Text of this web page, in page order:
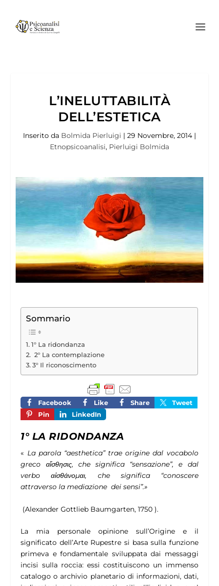
L’INELUTTABILITÀ
DELL’ESTETICA
Inserito da Bolmida Pierluigi | 29 Novembre, 2014 |
Etnopsicoanalisi, Pierluigi Bolmida
Sommario
1° La ridondanza
2° La contemplazione
3° Il riconoscimento
Facebook Like Share
Tweet
Pin
LinkedIn
1° LA RIDONDANZA
« La parola “aesthetica” trae origine dal vocabolo
greco αἴσθησις, che significa “sensazione”, e dal
verboαἰσθάνομαι, che significa “conoscere
attraverso la mediazionedei sensi”.»
(Alexander Gottlieb Baumgarten, 1750 ).
La mia personale opinione sull’Origine e il
significato dell’Arte Rupestre si basa sulla funzione
primeva e fondamentale sviluppata dai messaggi
incisi sulla roccia: essi costituiscono un immenso
catalogo o archivio planetario di informazioni, dati,